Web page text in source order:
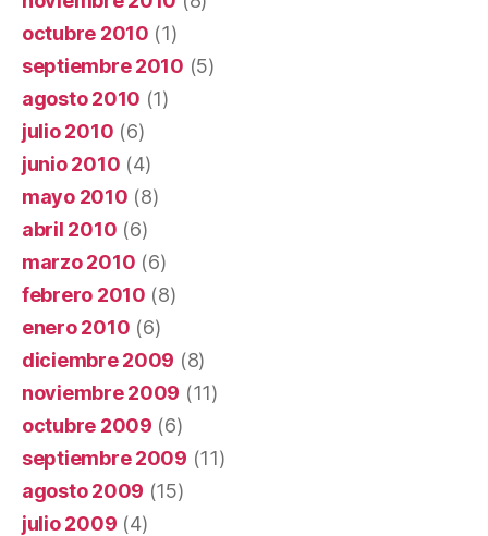
octubre 2010 (1)
septiembre 2010 (5)
agosto 2010 (1)
julio 2010 (6)
junio 2010 (4)
mayo 2010 (8)
abril 2010 (6)
marzo 2010 (6)
febrero 2010 (8)
enero 2010 (6)
diciembre 2009 (8)
noviembre 2009 (11)
octubre 2009 (6)
septiembre 2009 (11)
agosto 2009 (15)
julio 2009 (4)